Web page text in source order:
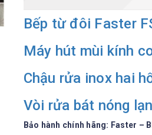
Bếp từ đôi Faster
Máy hút mùi kính
Chậu rửa inox hai
Vòi rửa bát nóng
Bảo hành chính hãng: Faster –